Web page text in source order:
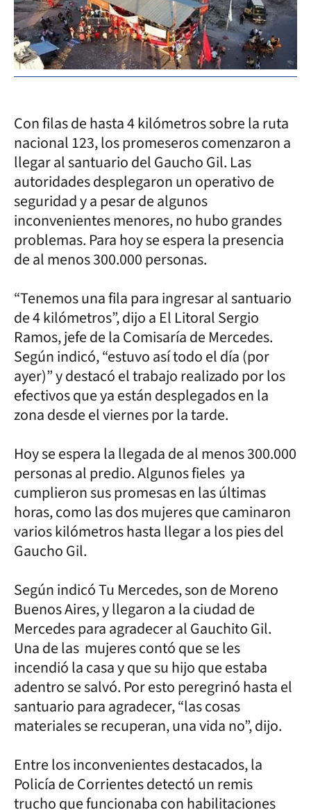
Con filas de hasta 4 kilómetros sobre la ruta
nacional 123, los promeseros comenzaron a
llegar al santuario del Gaucho Gil. Las
autoridades desplegaron un operativo de
seguridad y a pesar de algunos
inconvenientes menores, no hubo grandes
problemas. Para hoy se espera la presencia
de al menos 300.000 personas.
“Tenemos una fila para ingresar al santuario
de 4 kilómetros”, dijo a El Litoral Sergio
Ramos, jefe de la Comisaría de Mercedes.
Según indicó, “estuvo así todo el día (por
ayer)” y destacó el trabajo realizado por los
efectivos que ya están desplegados en la
zona desde el viernes por la tarde.
Hoy se espera la llegada de al menos 300.000
personas al predio. Algunos fieles ya
cumplieron sus promesas en las últimas
horas, como las dos mujeres que caminaron
varios kilómetros hasta llegar a los pies del
Gaucho Gil.
Según indicó Tu Mercedes, son de Moreno
Buenos Aires, y llegaron a la ciudad de
Mercedes para agradecer al Gauchito Gil.
Una de las mujeres contó que se les
incendió la casa y que su hijo que estaba
adentro se salvó. Por esto peregrinó hasta el
santuario para agradecer, “las cosas
materiales se recuperan, una vida no”, dijo.
Entre los inconvenientes destacados, la
Policía de Corrientes detectó un remis
trucho que funcionaba con habilitaciones